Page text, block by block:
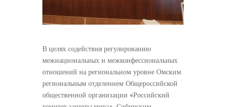
В целях содействия регулированию
межнациональных и межконфессиональных
отношений на региональном уровне Омским
региональным отделением Общероссийской
общественной организации «Российский